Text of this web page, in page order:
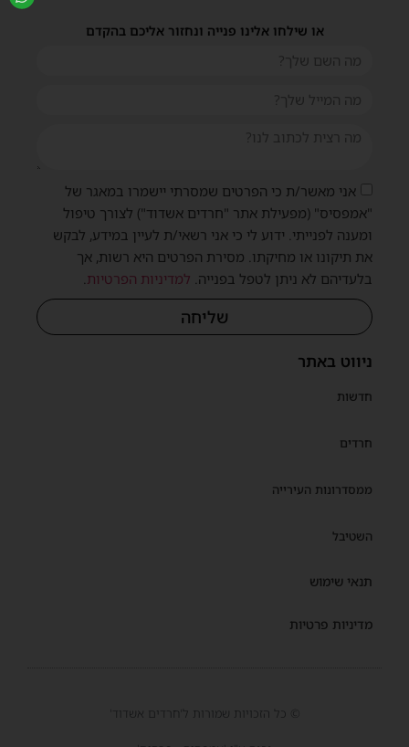
ניווט באתר
חדשות
חרדים
ממסדרונות העירייה
השטיבל
תנאי שימוש
מדיניות פרטיות
או שילחו אלינו פנייה ונחזור אליכם בהקדם
אני מאשר/ת כי הפרטים שמסרתי יישמרו במאגר של
"אמפסיס" (מפעילת אתר "חרדים אשדוד") לצורך טיפול
ומענה לפנייתי. ידוע לי כי אני רשאי/ת לעיין במידע, לבקש
את תיקונו או מחיקתו. מסירת הפרטים היא רשות, אך
בלעדיהם לא ניתן לטפל בפנייה. למדיניות הפרטיות.
שליחה
© כל הזכויות שמורות ל'חרדים אשדוד'